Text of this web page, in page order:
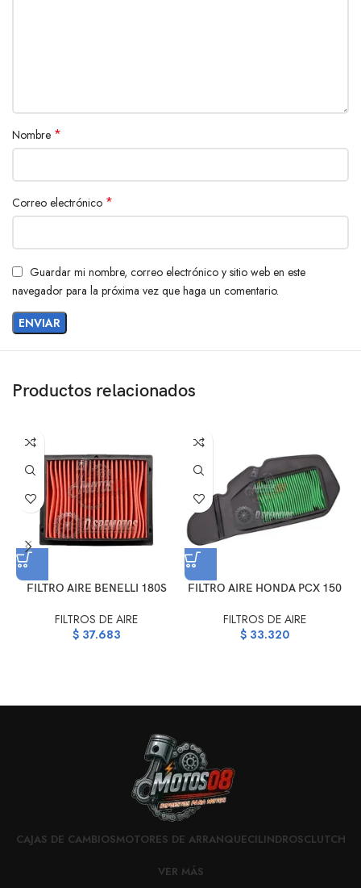
Nombre *
Correo electrónico *
Guardar mi nombre, correo electrónico y sitio web en este
navegador para la próxima vez que haga un comentario.
Productos relacionados
FILTRO AIRE BENELLI 180S
FILTROS DE AIRE
$37.683
FILTRO AIRE HONDA PCX 150
FILTROS DE AIRE
$33.320
CAJAS DE CAMBIOSMOTORES DE ARRANQUECILINDROSCLUTCH
VER MÁS